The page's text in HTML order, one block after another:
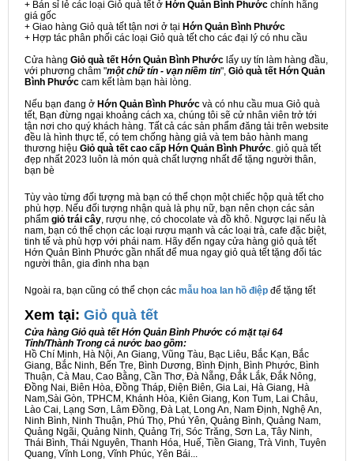
+ Bán sỉ lẻ các loại Giỏ quà tết ở Hớn Quản Bình Phước chính hãng
giá gốc
+ Giao hàng Giỏ quà tết tận nơi ở tại Hớn Quản Bình Phước
+ Hợp tác phân phối các loại Giỏ quà tết cho các đại lý có nhu cầu
Cửa hàng Giỏ quà tết Hớn Quản Bình Phước lấy uy tín làm hàng đầu,
với phương châm "một chữ tín - vạn niềm tin", Giỏ quà tết Hớn Quản
Bình Phước cam kết làm bạn hài lòng.
Nếu bạn đang ở Hớn Quản Bình Phước và có nhu cầu mua Giỏ quà
tết, Bạn đừng ngại khoảng cách xa, chúng tôi sẽ cử nhân viên trở tới
tận nơi cho quý khách hàng. Tất cả các sản phẩm đăng tải trên website
đều là hình thực tế, có tem chống hàng giả và tem bảo hành mang
thương hiệu Giỏ quà tết cao cấp Hớn Quản Bình Phước. giỏ quà tết
đẹp nhất 2023 luôn là món quà chất lượng nhất để tặng người thân,
bạn bè
Tùy vào từng đối tượng mà bạn có thể chọn một chiếc hộp quà tết cho
phù hợp. Nếu đối tượng nhận quà là phụ nữ, bạn nên chọn các sản
phẩm giỏ trái cây, rượu nhẹ, có chocolate và đồ khô. Ngược lại nếu là
nam, bạn có thể chọn các loại rượu mạnh và các loại trà, cafe đặc biệt,
tinh tế và phù hợp với phái nam. Hãy đến ngay cửa hàng giỏ quà tết
Hớn Quản Bình Phước gần nhất để mua ngay giỏ quà tết tặng đối tác
người thân, gia đình nha bạn
Ngoài ra, bạn cũng có thể chọn các mẫu hoa lan hồ điệp để tặng tết
Xem tại: Giỏ quà tết
Cửa hàng Giỏ quà tết Hớn Quản Bình Phước có mặt tại 64
Tỉnh/Thành Trong cả nước bao gồm:
Hồ Chí Minh, Hà Nội, An Giang, Vũng Tàu, Bạc Liêu, Bắc Kạn, Bắc
Giang, Bắc Ninh, Bến Tre, Bình Dương, Bình Định, Bình Phước, Bình
Thuận, Cà Mau, Cao Bằng, Cần Thơ, Đà Nẵng, Đắk Lắk, Đắk Nông,
Đồng Nai, Biên Hòa, Đồng Tháp, Điện Biên, Gia Lai, Hà Giang, Hà
Nam,Sài Gòn, TPHCM, Khánh Hòa, Kiên Giang, Kon Tum, Lai Châu,
Lào Cai, Lạng Sơn, Lâm Đồng, Đà Lạt, Long An, Nam Định, Nghệ An,
Ninh Bình, Ninh Thuận, Phú Thọ, Phú Yên, Quảng Bình, Quảng Nam,
Quảng Ngãi, Quảng Ninh, Quảng Trị, Sóc Trăng, Sơn La, Tây Ninh,
Thái Bình, Thái Nguyên, Thanh Hóa, Huế, Tiền Giang, Trà Vinh, Tuyên
Quang, Vĩnh Long, Vĩnh Phúc, Yên Bái...